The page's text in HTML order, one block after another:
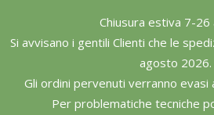
Chiusura estiva 7-
Si avvisano i gentili Clienti che le
agosto 2026.
Gli ordini pervenuti verranno evasi
Per problematiche tecniche
content